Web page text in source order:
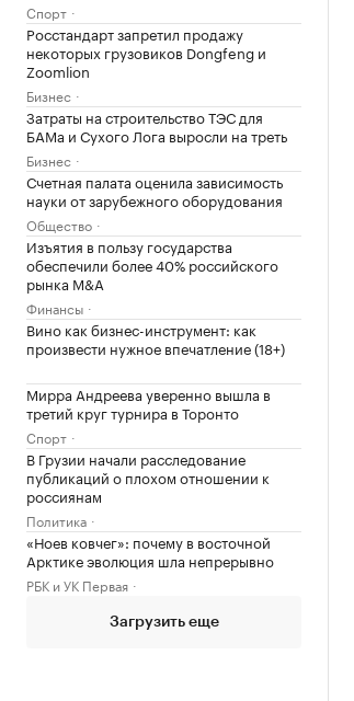
Спорт
Росстандарт запретил продажу
некоторых грузовиков Dongfeng и
Zoomlion
Бизнес
Затраты на строительство ТЭС для
БАМа и Сухого Лога выросли на треть
Бизнес
Счетная палата оценила зависимость
науки от зарубежного оборудования
Общество
Изъятия в пользу государства
обеспечили более 40% российского
рынка M&A
Финансы
Вино как бизнес-инструмент: как
произвести нужное впечатление (18+)
Мирра Андреева уверенно вышла в
третий круг турнира в Торонто
Спорт
В Грузии начали расследование
публикаций о плохом отношении к
россиянам
Политика
«Ноев ковчег»: почему в восточной
Арктике эволюция шла непрерывно
РБК и УК Первая
Загрузить еще